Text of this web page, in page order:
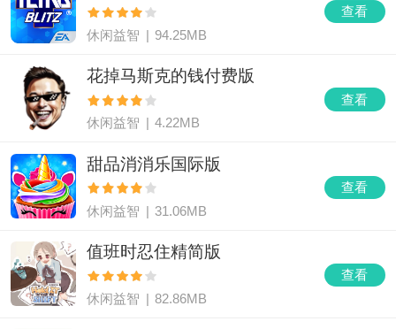
查看
休闲益智 | 94.25MB
查看
花掉马斯克的钱付费版
休闲益智 | 4.22MB
查看
甜品消消乐国际版
休闲益智 | 31.06MB
查看
值班时忍住精简版
休闲益智 | 82.86MB